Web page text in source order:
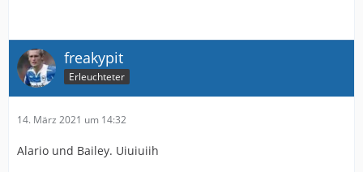
freakypit
Erleuchteter
14. März 2021 um 14:32
Alario und Bailey. Uiuiuiih